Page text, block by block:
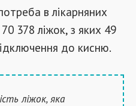
в лікарняних
378 ліжок, з яких 49
до кисню.
ліжок, яка